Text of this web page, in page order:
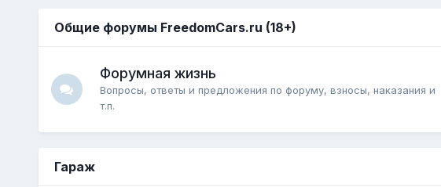
Общие форумы FreedomCars.ru (18+)
Форумная жизнь
Вопросы, ответы и предложения по форуму, взносы, наказания и
т.п.
Гараж